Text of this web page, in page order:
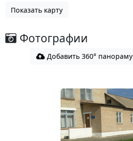
Показать карту
Фотографии
Добавить 360° панораму